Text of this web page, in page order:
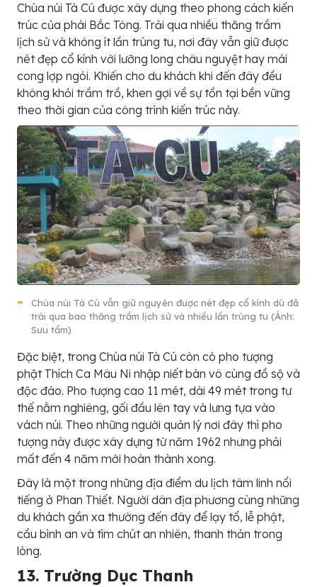
Chùa núi Tà Cú được xây dựng theo phong cách kiến
trúc của phái Bắc Tông. Trải qua nhiều thăng trầm
lịch sử và không ít lần trùng tu, nơi đây vẫn giữ được
nét đẹp cổ kính với lưỡng long châu nguyệt hay mái
cong lợp ngói. Khiến cho du khách khi đến đây đều
không khỏi trầm trồ, khen gợi về sự tồn tại bền vững
theo thời gian của công trình kiến trúc này.
Chùa núi Tà Cú vẫn giữ nguyên được nét đẹp cổ kính dù đã
trải qua bao thăng trầm lịch sử và nhiều lần trùng tu (Ảnh:
Sưu tầm)
Đặc biệt, trong Chùa núi Tà Cú còn có pho tượng
phật Thích Ca Mâu Ni nhập niết bàn vô cùng đồ sộ và
độc đáo. Pho tượng cao 11 mét, dài 49 mét trong tư
thế nằm nghiêng, gối đầu lên tay và lưng tựa vào
vách núi. Theo những người quản lý nơi đây thì pho
tượng này được xây dựng từ năm 1962 nhưng phải
mất đến 4 năm mới hoàn thành xong.
Đây là một trong những địa điểm du lịch tâm linh nổi
tiếng ở Phan Thiết. Người dân địa phương cùng những
du khách gần xa thường đến đây để lạy tổ, lễ phật,
cầu bình an và tìm chút an nhiên, thanh thản trong
lòng.
13. Trường Dục Thanh